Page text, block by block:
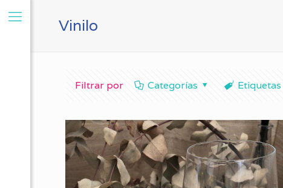
Vinilo
Filtrar por Categorías Etiquetas